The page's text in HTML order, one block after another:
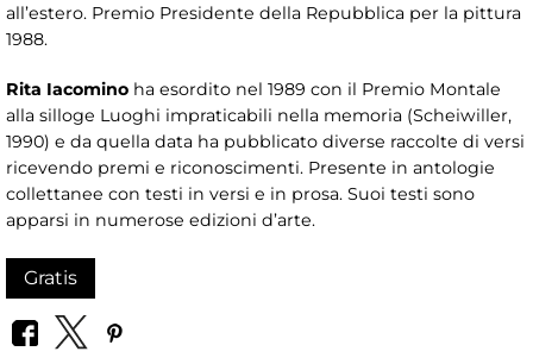
all’estero. Premio Presidente della Repubblica per la pittura
1988.
Rita Iacomino ha esordito nel 1989 con il Premio Montale
alla silloge Luoghi impraticabili nella memoria (Scheiwiller,
1990) e da quella data ha pubblicato diverse raccolte di versi
ricevendo premi e riconoscimenti. Presente in antologie
collettanee con testi in versi e in prosa. Suoi testi sono
apparsi in numerose edizioni d’arte.
Gratis